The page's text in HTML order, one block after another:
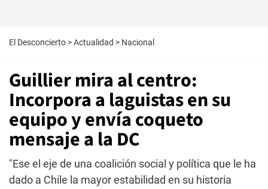
El Desconcierto >Actualidad > Nacional
Guillier mira al centro:
Incorpora a laguistas en su
equipo y envía coqueto
mensaje a la DC
"Ese el eje de una coalición social y política que le ha
dado a Chile la mayor estabilidad en su historia